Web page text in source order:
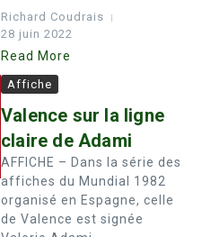
Richard Coudrais
28 juin 2022
Read More
Affiche
Valence sur la ligne
claire de Adami
AFFICHE – Dans la série des
affiches du Mundial 1982
organisé en Espagne, celle
de Valence est signée